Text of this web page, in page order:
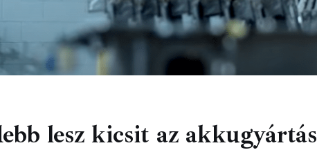
lesz kicsit az akkugyártás